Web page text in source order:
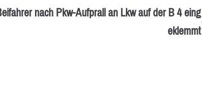
nach Pkw-Aufprall an Lkw auf der B 4 eing
eklemmt